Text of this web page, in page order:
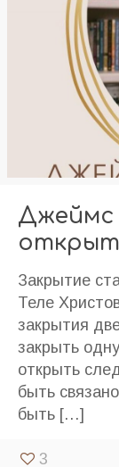
Джеймс
Закрытие
Теле
закрытия
закрыть
открыть
быть
быть […]
3